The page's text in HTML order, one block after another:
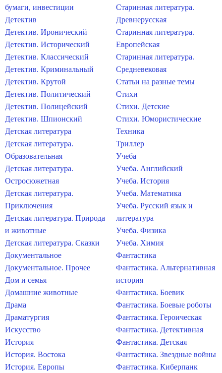
бумаги, инвестиции
Детектив
Детектив. Иронический
Детектив. Исторический
Детектив. Классический
Детектив. Криминальный
Детектив. Крутой
Детектив. Политический
Детектив. Полицейский
Детектив. Шпионский
Детская литература
Детская литература.
Образовательная
Детская литература.
Остросюжетная
Детская литература.
Приключения
Детская литература. Природа
и животные
Детская литература. Сказки
Документальное
Документальное. Прочее
Дом и семья
Домашние животные
Драма
Драматургия
Искусство
История
История. Востока
История. Европы
Старинная литература.
Древнерусская
Старинная литература.
Европейская
Старинная литература.
Средневековая
Статьи на разные темы
Стихи
Стихи. Детские
Стихи. Юмористические
Техника
Триллер
Учеба
Учеба. Английский
Учеба. История
Учеба. Математика
Учеба. Русский язык и
литература
Учеба. Физика
Учеба. Химия
Фантастика
Фантастика. Альтернативная
история
Фантастика. Боевик
Фантастика. Боевые роботы
Фантастика. Героическая
Фантастика. Детективная
Фантастика. Детская
Фантастика. Звездные войны
Фантастика. Киберпанк